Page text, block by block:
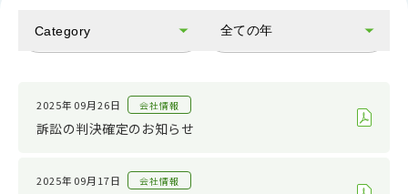
Category
お知らせ
会社情報
全ての年
2025年09月26日 会社情報
訴訟の判決確定のお知らせ
2025年09月17日 会社情報